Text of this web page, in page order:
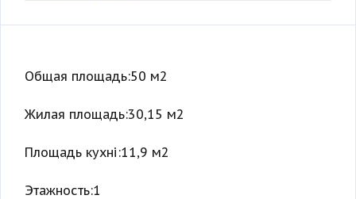
Общая площадь:50 м2
Жилая площадь:30,15 м2
Площадь кухні:11,9 м2
Этажность:1